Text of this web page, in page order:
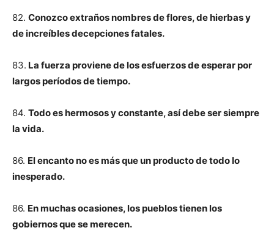
82. Conozco extraños nombres de flores, de hierbas y
de increíbles decepciones fatales.
83. La fuerza proviene de los esfuerzos de esperar por
largos períodos de tiempo.
84. Todo es hermosos y constante, así debe ser siempre
la vida.
86. El encanto no es más que un producto de todo lo
inesperado.
86. En muchas ocasiones, los pueblos tienen los
gobiernos que se merecen.